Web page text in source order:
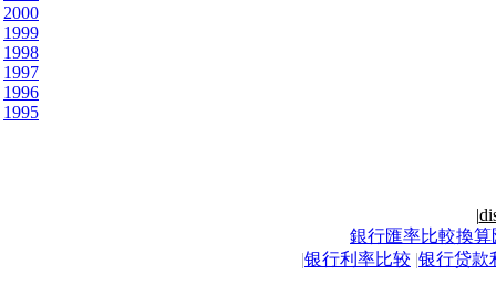
2000
1999
1998
1997
1996
1995
|
銀行匯率比較換算
|银行利率比较 |银行贷款